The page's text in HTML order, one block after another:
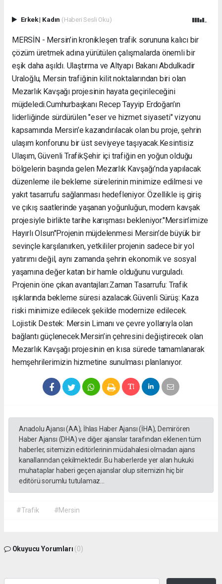
Erkek| Kadın (Haberi Sesli Oku)
MERSİN - Mersin’in kronikleşen trafik sorununa kalıcı bir
çözüm üretmek adına yürütülen çalışmalarda önemli bir
eşik daha aşıldı. Ulaştırma ve Altyapı Bakanı Abdulkadir
Uraloğlu, Mersin trafiğinin kilit noktalarından biri olan
Mezarlık Kavşağı projesinin hayata geçirileceğini
müjdeledi. ​Cumhurbaşkanı Recep Tayyip Erdoğan’ın
liderliğinde sürdürülen "eser ve hizmet siyaseti" vizyonu
kapsamında Mersin’e kazandırılacak olan bu proje, şehrin
ulaşım konforunu bir üst seviyeye taşıyacak. ​Kesintisiz
Ulaşım, Güvenli Trafik ​Şehir içi trafiğin en yoğun olduğu
bölgelerin başında gelen Mezarlık Kavşağı’nda yapılacak
düzenleme ile bekleme sürelerinin minimize edilmesi ve
yakıt tasarrufu sağlanması hedefleniyor. Özellikle iş giriş
ve çıkış saatlerinde yaşanan yoğunluğun, modern kavşak
projesiyle birlikte tarihe karışması bekleniyor. ​"Mersin’imize
Hayırlı Olsun" ​Projenin müjdelenmesi Mersin’de büyük bir
sevinçle karşılanırken, yetkililer projenin sadece bir yol
yatırımı değil, aynı zamanda şehrin ekonomik ve sosyal
yaşamına değer katan bir hamle olduğunu vurguladı. ​
Projenin öne çıkan avantajları: ​Zaman Tasarrufu: Trafik
ışıklarında bekleme süresi azalacak. ​Güvenli Sürüş: Kaza
riski minimize edilecek şekilde modernize edilecek. ​
Lojistik Destek: Mersin Limanı ve çevre yollarıyla olan
bağlantı güçlenecek. ​Mersin’in çehresini değiştirecek olan
Mezarlık Kavşağı projesinin en kısa sürede tamamlanarak
hemşehrilerimizin hizmetine sunulması planlanıyor.
Anadolu Ajansı (AA), İhlas Haber Ajansı (İHA), Demirören
Haber Ajansı (DHA) ve diğer ajanslar tarafından eklenen tüm
haberler, sitemizin editörlerinin müdahalesi olmadan ajans
kanallarından çekilmektedir. Bu haberlerde yer alan hukuki
muhataplar haberi geçen ajanslar olup sitemizin hiç bir
editörü sorumlu tutulamaz...
#Trafik #Mersin
Okuyucu Yorumları (0)